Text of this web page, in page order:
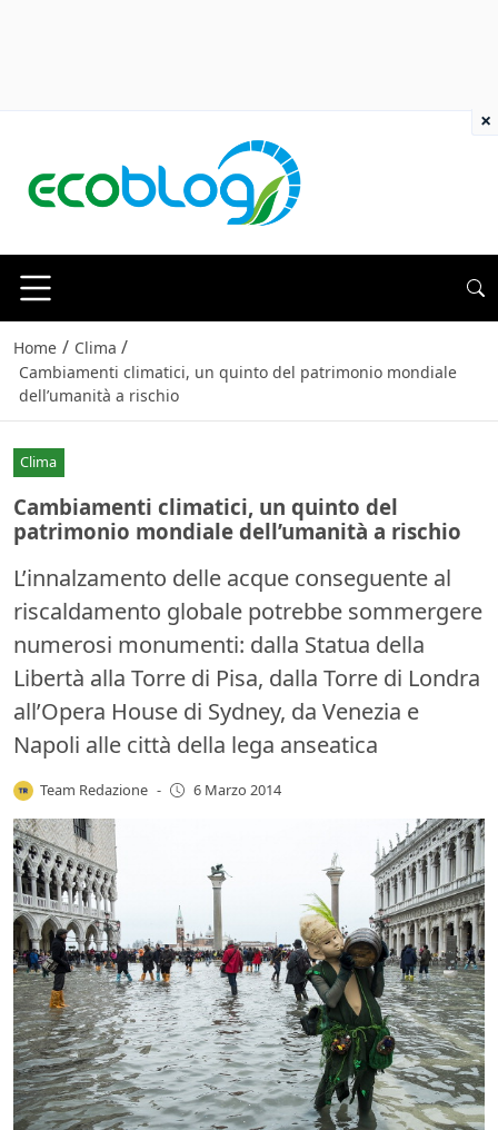
Home / Clima /
Cambiamenti climatici, un quinto del patrimonio mondiale
dell’umanità a rischio
Clima
Cambiamenti climatici, un quinto del
patrimonio mondiale dell’umanità a rischio
L’innalzamento delle acque conseguente al
riscaldamento globale potrebbe sommergere
numerosi monumenti: dalla Statua della
Libertà alla Torre di Pisa, dalla Torre di Londra
all’Opera House di Sydney, da Venezia e
Napoli alle città della lega anseatica
Team Redazione - 6 Marzo 2014
×